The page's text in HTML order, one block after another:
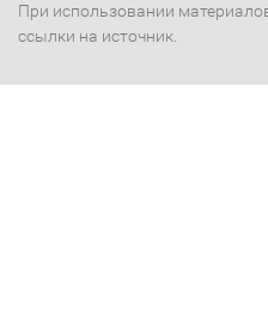
При использовании
ссылки на источник.